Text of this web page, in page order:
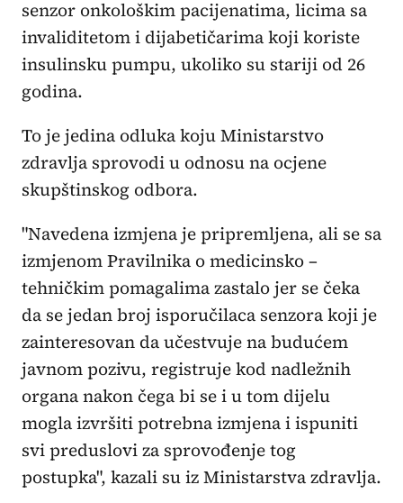
senzor onkološkim pacijenatima, licima sa
invaliditetom i dijabetičarima koji koriste
insulinsku pumpu, ukoliko su stariji od 26
godina.
To je jedina odluka koju Ministarstvo
zdravlja sprovodi u odnosu na ocjene
skupštinskog odbora.
"Navedena izmjena je pripremljena, ali se sa
izmjenom Pravilnika o medicinsko –
tehničkim pomagalima zastalo jer se čeka
da se jedan broj isporučilaca senzora koji je
zainteresovan da učestvuje na budućem
javnom pozivu, registruje kod nadležnih
organa nakon čega bi se i u tom dijelu
mogla izvršiti potrebna izmjena i ispuniti
svi preduslovi za sprovođenje tog
postupka", kazali su iz Ministarstva zdravlja.